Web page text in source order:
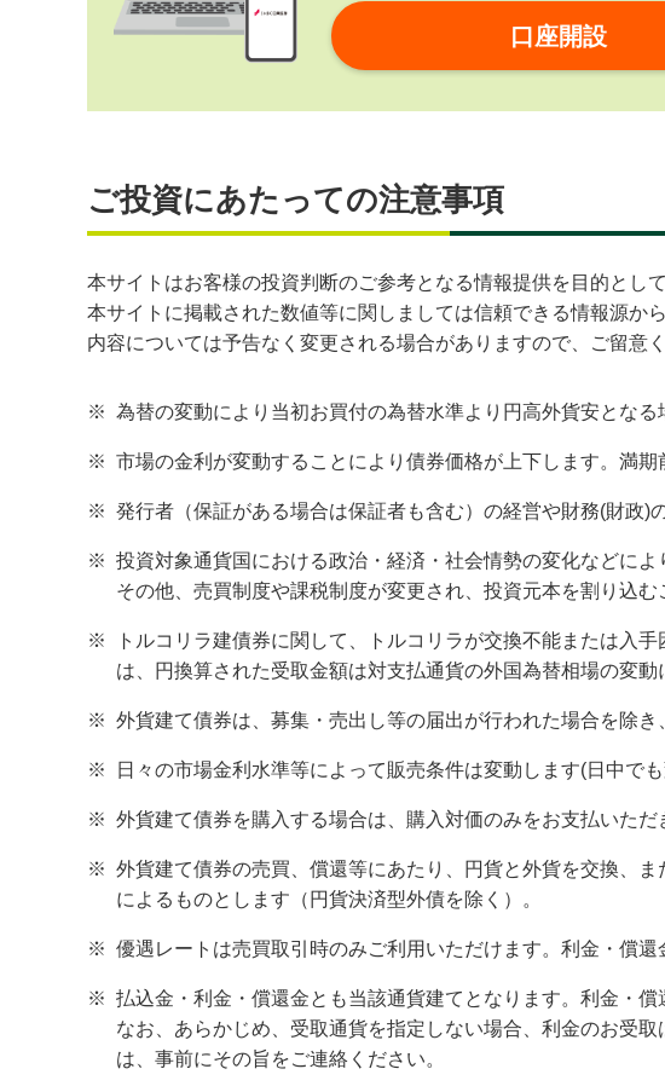
口座開設
ご投資にあたっての注意事項
本サイトはお客様の投資判断のご参考となる情報提供を目的とし
本サイトに掲載された数値等に関しましては信頼できる情報源か
内容については予告なく変更される場合がありますので、ご留意く
※ 為替の変動により当初お買付の為替水準より円高外貨安となる
※ 市場の金利が変動することにより債券価格が上下します。満
※ 発行者（保証がある場合は保証者も含む）の経営や財務(財政)
※ 投資対象通貨国における政治・経済・社会情勢の変化などに
その他、売買制度や課税制度が変更され、投資元本を割り込む
※
トルコリラ建債券に関して、トルコリラが交換不能または入
は、円換算された受取金額は対支払通貨の外国為替相場の変動
※ 外貨建て債券は、募集・売出し等の届出が行われた場合を除
※ 日々の市場金利水準等によって販売条件は変動します(日中で
※ 外貨建て債券を購入する場合は、購入対価のみをお支払いた
※ 外貨建て債券の売買、償還等にあたり、円貨と外貨を交換、
によるものとします（円貨決済型外債を除く）。
※ 優遇レートは売買取引時のみご利用いただけます。利金・償還
※ 払込金・利金・償還金とも当該通貨建てとなります。利金・
なお、あらかじめ、受取通貨を指定しない場合、利金のお受
は、事前にその旨をご連絡ください。